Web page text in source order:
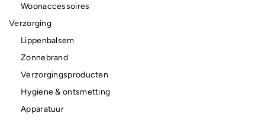
Woonaccessoires
Verzorging
Lippenbalsem
Zonnebrand
Verzorgingsproducten
Hygiëne & ontsmetting
Apparatuur